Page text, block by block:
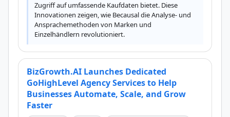
Zugriff auf umfassende Kaufdaten bietet. Diese
Innovationen zeigen, wie Becausal die Analyse- und
Ansprachemethoden von Marken und
Einzelhändlern revolutioniert.
BizGrowth.AI Launches Dedicated
GoHighLevel Agency Services to Help
Businesses Automate, Scale, and Grow
Faster